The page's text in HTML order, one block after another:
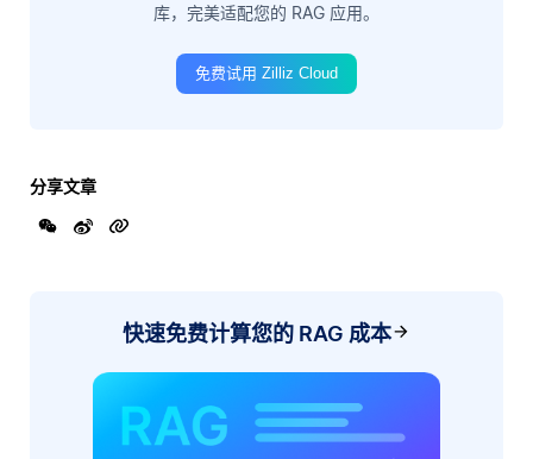
库，完美适配您的 RAG 应用。
免费试用 Zilliz Cloud
分享文章
快速免费计算您的 RAG 成本